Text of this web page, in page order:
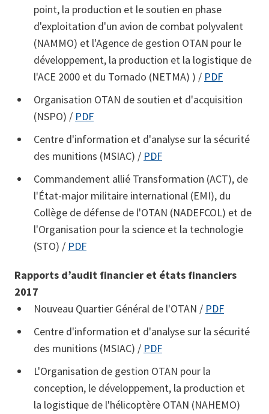
point, la production et le soutien en phase
d'exploitation d'un avion de combat polyvalent
(NAMMO) et l'Agence de gestion OTAN pour le
développement, la production et la logistique de
l'ACE 2000 et du Tornado (NETMA) ) / PDF
Organisation OTAN de soutien et d'acquisition
(NSPO) / PDF
Centre d'information et d'analyse sur la sécurité
des munitions (MSIAC) / PDF
Commandement allié Transformation (ACT), de
l'État-major militaire international (EMI), du
Collège de défense de l'OTAN (NADEFCOL) et de
l'Organisation pour la science et la technologie
(STO) / PDF
Rapports d’audit financier et états financiers
2017
Nouveau Quartier Général de l'OTAN / PDF
Centre d'information et d'analyse sur la sécurité
des munitions (MSIAC) / PDF
L'Organisation de gestion OTAN pour la
conception, le développement, la production et
la logistique de l'hélicoptère OTAN (NAHEMO)